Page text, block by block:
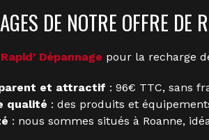
DE NOTRE OFFRE DE
Rapid' Dépannage pour la recharge
et attractif : 96€ TTC, sans
qualité : des produits et
: nous sommes situés à Roanne,